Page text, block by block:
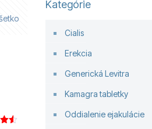
Kategórie
Cialis
Erekcia
Generická Levitra
Kamagra tabletky
Oddialenie ejakulácie